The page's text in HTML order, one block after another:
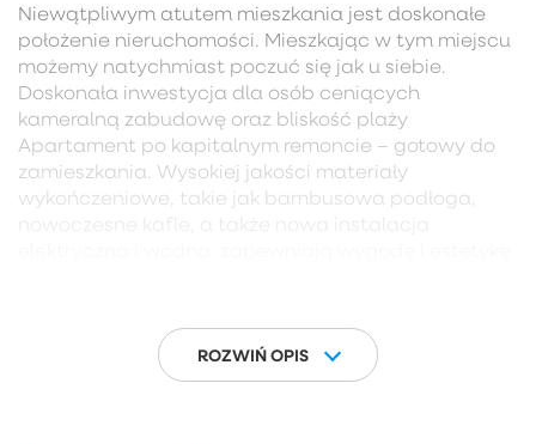
Niewątpliwym atutem mieszkania jest doskonałe
położenie nieruchomości. Mieszkając w tym miejscu
możemy natychmiast poczuć się jak u siebie.
Doskonała inwestycja dla osób ceniących
kameralną zabudowę oraz bliskość plaży
Apartament po kapitalnym remoncie – gotowy do
zamieszkania. Wysokiej jakości materiały
wykończeniowe, takie jak bambusowa podłoga,
zdalne zarządzanie funkcjami mieszkania – idealne
dla nowoczesnych właścicieli ceniących
inteligentne rozwiązania.
ROZWIŃ OPIS